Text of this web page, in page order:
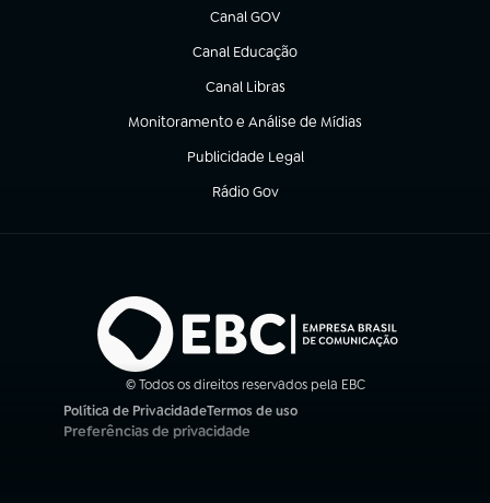
Canal GOV
(abre em nova aba)
Canal Educação
(abre em nova aba)
Canal Libras
(abre em nova aba)
Monitoramento e Análise de Mídias
(abre em nova aba)
Publicidade Legal
(abre em nova aba)
Rádio Gov
(abre em nova aba)
© Todos os direitos reservados pela EBC
Política de Privacidade
(abre em nova aba)
Termos de uso
(abre em nova aba)
Preferências de privacidade